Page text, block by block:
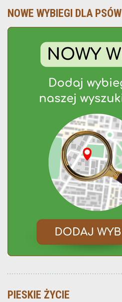
NOWE WYBIEGI DLA PSÓW
PIESKIE ŻYCIE